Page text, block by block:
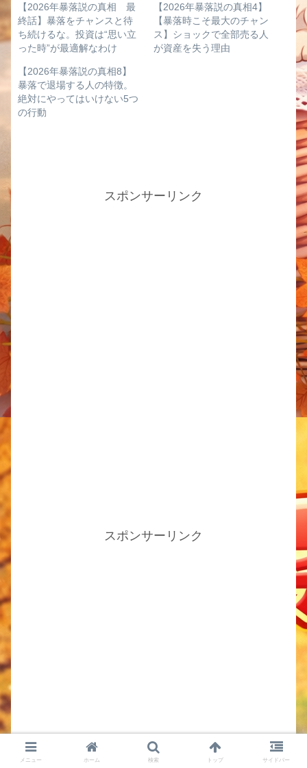
【2026年暴落説の真相 最
終話】暴落をチャンスと待
ち続けるな。投資は“思い立
った時”が最適解なわけ
【2026年暴落説の真相4】
【暴落時こそ最大のチャン
ス】ショックで全部売る人
が資産を失う理由
【2026年暴落説の真相8】
暴落で退場する人の特徴。
絶対にやってはいけない5つ
の行動
スポンサーリンク
スポンサーリンク
メニュー ホーム 検索 トップ サイドバー